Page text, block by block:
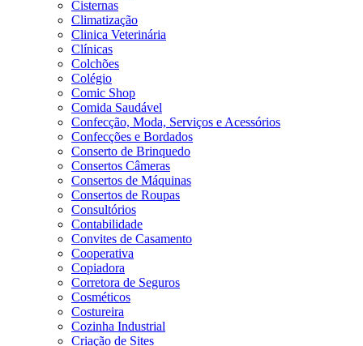
Cisternas
Climatização
Clinica Veterinária
Clínicas
Colchões
Colégio
Comic Shop
Comida Saudável
Confecção, Moda, Serviços e Acessórios
Confecções e Bordados
Conserto de Brinquedo
Consertos Câmeras
Consertos de Máquinas
Consertos de Roupas
Consultórios
Contabilidade
Convites de Casamento
Cooperativa
Copiadora
Corretora de Seguros
Cosméticos
Costureira
Cozinha Industrial
Criação de Sites